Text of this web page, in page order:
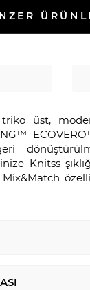
üst,
Knitss